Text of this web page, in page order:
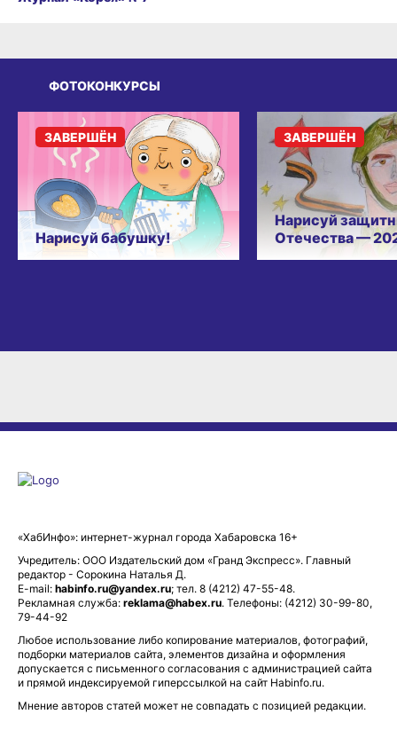
ФОТОКОНКУРСЫ
Нарисуй бабушку!
ЗАВЕРШЁН
Нарисуй
Отечества —
ЗАВЕРШЁН
«ХабИнфо»: интернет-журнал города Хабаровска 16+
Учредитель: ООО Издательский дом «Гранд Экспресс». Главный
редактор - Сорокина Наталья Д.
E-mail: habinfo.ru@yandex.ru; тел. 8 (4212) 47-55-48.
Рекламная служба: reklama@habex.ru. Телефоны: (4212) 30-99-80,
79-44-92
Любое использование либо копирование материалов, фотографий,
подборки материалов сайта, элементов дизайна и оформления
допускается с письменного согласования с администрацией сайта
и прямой индексируемой гиперссылкой на сайт Habinfo.ru.
Мнение авторов статей может не совпадать с позицией редакции.